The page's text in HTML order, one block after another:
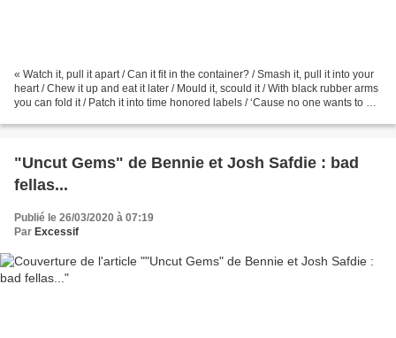
« Watch it, pull it apart / Can it fit in the container? / Smash it, pull it into your
heart / Chew it up and eat it later / Mould it, scould it / With black rubber arms
you can fold it / Patch it into time honored labels / ‘Cause no one wants to be
"Uncut Gems" de Bennie et Josh Safdie : bad
fellas...
Publié le 26/03/2020 à 07:19
Par Excessif